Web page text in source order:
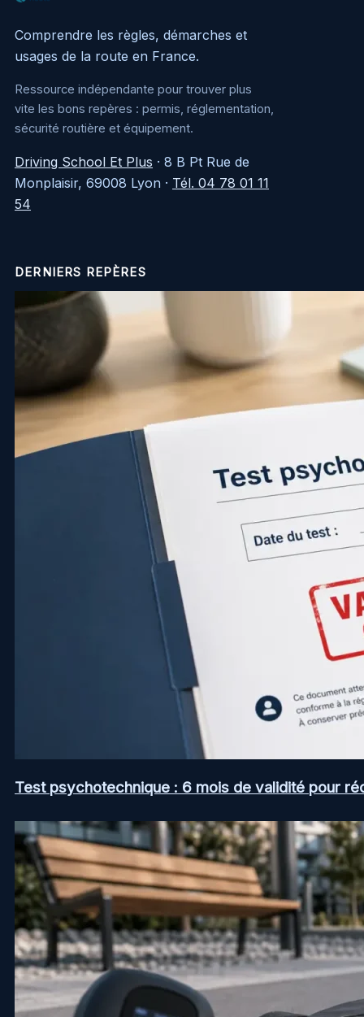
Comprendre les règles, démarches et
usages de la route en France.
Ressource indépendante pour trouver plus
vite les bons repères : permis, réglementation,
sécurité routière et équipement.
Driving School Et Plus · 8 B Pt Rue de
Monplaisir, 69008 Lyon · Tél. 04 78 01 11
54
DERNIERS REPÈRES
Test psychotechnique : 6 mois de validité pour